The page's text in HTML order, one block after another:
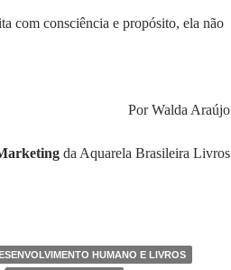
com consciência e propósito, ela não
Por Walda Araújo
da Aquarela Brasileira Livros
HUMANO E LIVROS